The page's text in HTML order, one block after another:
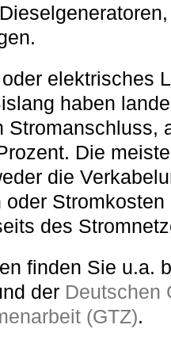
elektrisches
haben
Stromanschluss,
Die
die
des
finden Sie u.a.
der Deutschen
(GTZ).